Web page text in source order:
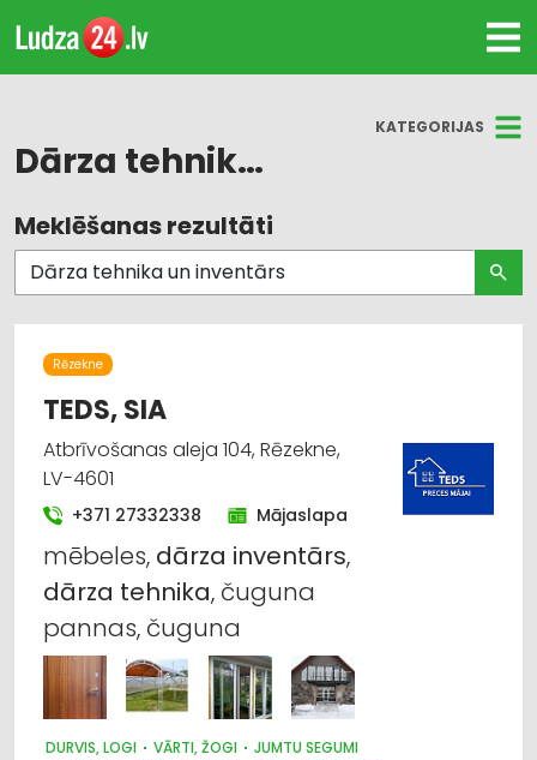
KATEGORIJAS
Dārza tehnika un inventārs
Visas nozares
Dārza tehnika un inventārs
Saimniecības preču tirdzniecība
Internetveikali, e-komercija
Durvis, logi
Instrumentu un darbarīku labošana, serviss
Krāsnis un kamīni
Metālizstrādājumi
Vārti, žogi
Meklēšanas rezultāti
Rēzekne
TEDS, SIA
Atbrīvošanas aleja 104, Rēzekne,
LV-4601
+371 27332338 Mājaslapa
mēbeles, dārza inventārs,
dārza tehnika, čuguna
pannas, čuguna
DURVIS, LOGI VĀRTI, ŽOGI
JUMTU SEGUMI